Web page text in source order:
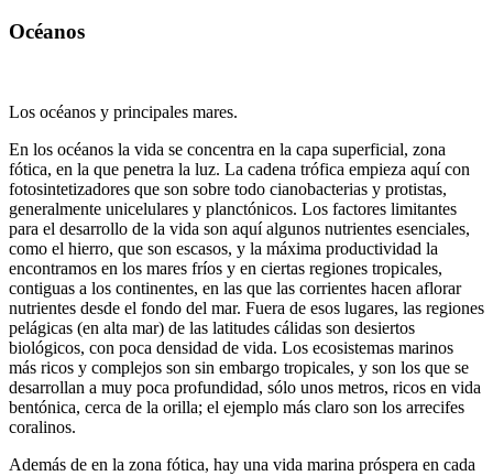
Océanos
Los océanos y principales mares.
En los océanos la vida se concentra en la capa superficial, zona
fótica, en la que penetra la luz. La cadena trófica empieza aquí con
fotosintetizadores que son sobre todo cianobacterias y protistas,
generalmente unicelulares y planctónicos. Los factores limitantes
para el desarrollo de la vida son aquí algunos nutrientes esenciales,
como el hierro, que son escasos, y la máxima productividad la
encontramos en los mares fríos y en ciertas regiones tropicales,
contiguas a los continentes, en las que las corrientes hacen aflorar
nutrientes desde el fondo del mar. Fuera de esos lugares, las regiones
pelágicas (en alta mar) de las latitudes cálidas son desiertos
biológicos, con poca densidad de vida. Los ecosistemas marinos
más ricos y complejos son sin embargo tropicales, y son los que se
desarrollan a muy poca profundidad, sólo unos metros, ricos en vida
bentónica, cerca de la orilla; el ejemplo más claro son los arrecifes
coralinos.
Además de en la zona fótica, hay una vida marina próspera en cada